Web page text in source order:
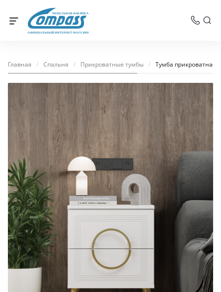
МЕБЕЛЬНАЯ ФАБРИКА
ОФИЦИАЛЬНЫЙ ИНТЕРНЕТ-МАГАЗИН
Главная / Спальня / Прикроватные тумбы / Тумба прикроватная